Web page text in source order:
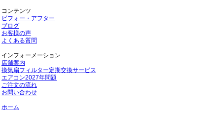
コンテンツ
ビフォー・アフター
ブログ
お客様の声
よくある質問
インフォーメーション
店舗案内
換気扇フィルター定期交換サービス
エアコン2027年問題
ご注文の流れ
お問い合わせ
ホーム